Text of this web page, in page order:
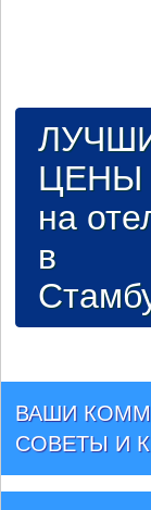
ЦЕНЫ
на
в
ВАШИ
СОВЕТЫ И